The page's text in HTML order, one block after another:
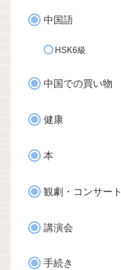
中国語
HSK6級
中国での買い物
健康
本
観劇・コンサート
講演会
手続き